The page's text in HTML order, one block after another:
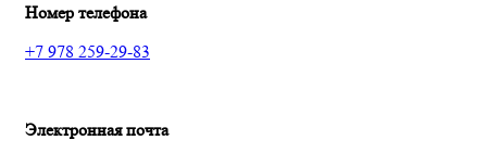
Номер телефона
+7 978 259-29-83
Электронная почта